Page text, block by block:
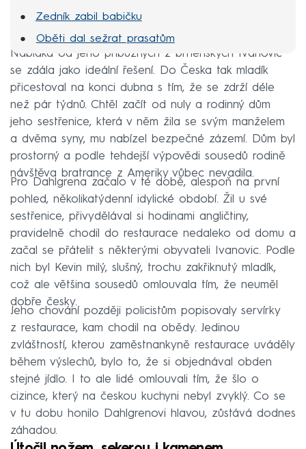
Zedník zabil babičku
Oběti dal sežrat prasatům
Zavraždil nevlastní dcery
Devět dní žil s mrtvolami
Nabídka od jeho příbuzných z brněnských Ivanovic
se zdála jako ideální řešení. Do Česka tak mladík
přicestoval na konci dubna s tím, že se zdrží déle
než pár týdnů. Chtěl začít od nuly a rodinný dům
jeho sestřenice, která v něm žila se svým manželem
a dvěma syny, mu nabízel bezpečné zázemí. Dům byl
prostorný a podle tehdejší výpovědi sousedů rodině
návštěva bratrance z Ameriky vůbec nevadila.
Pro Dahlgrena začalo v té době, alespoň na první
pohled, několikatýdenní idylické období. Žil u své
sestřenice, přivydělával si hodinami angličtiny,
pravidelně chodil do restaurace nedaleko od domu a
začal se přátelit s některými obyvateli Ivanovic. Podle
nich byl Kevin milý, slušný, trochu zakřiknutý mladík,
což ale většina sousedů omlouvala tím, že neuměl
dobře česky.
Jeho chování později policistům popisovaly servírky
z restaurace, kam chodil na obědy. Jedinou
zvláštností, kterou zaměstnankyně restaurace uváděly
během výslechů, bylo to, že si objednával obden
stejné jídlo. I to ale lidé omlouvali tím, že šlo o
cizince, který na českou kuchyni nebyl zvyklý. Co se
v tu dobu honilo Dahlgrenovi hlavou, zůstává dodnes
záhadou.